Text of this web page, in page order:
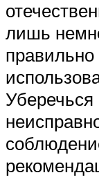
лишь
правильно
Уберечься